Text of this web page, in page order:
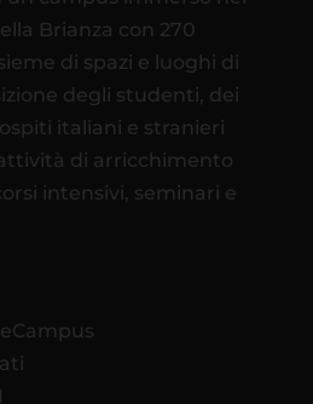
Brianza con 270
di spazi e luoghi di
degli studenti, dei
italiani e stranieri
di arricchimento
intensivi, seminari e